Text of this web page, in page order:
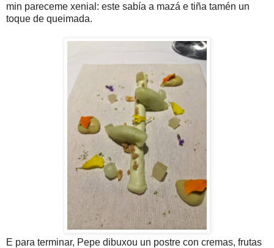
min pareceme xenial: este sabía a mazá e tiña tamén un
toque de queimada.
E para terminar, Pepe dibuxou un postre con cremas, frutas